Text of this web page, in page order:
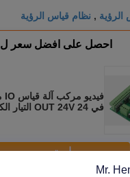
, نظام قياس الرؤية
احصل على افضل سعر ل
في 24 OUT 24V التيار الكهربائي
استمر
Mr.